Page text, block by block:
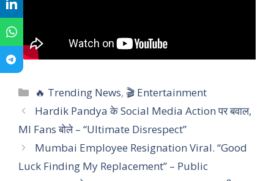
C
a
e
g
o
🔥 Trending News, 🎬 Entertainment
Hardik Pandya के Social Media Action पर बवाल,
MI Fans बोले – “Ultimate Disrespect”
Mumbai Employee Resignation Viral. “Good
Luck Finding My Replacement” – Public